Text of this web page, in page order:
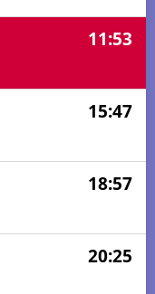
11:53
15:47
18:57
20:25